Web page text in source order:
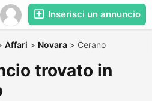
Inserisci un annuncio
Affari > Novara > Cerano
trovato in